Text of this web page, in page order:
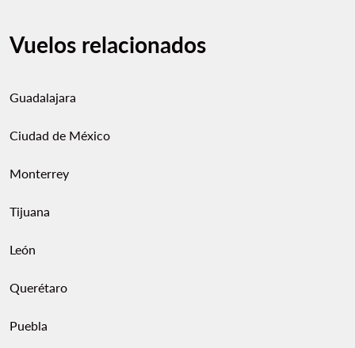
Vuelos relacionados
Guadalajara
Ciudad de México
Monterrey
Tijuana
León
Querétaro
Puebla